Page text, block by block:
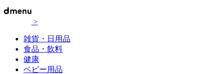
>
雑貨・日用品
食品・飲料
健康
ベビー用品